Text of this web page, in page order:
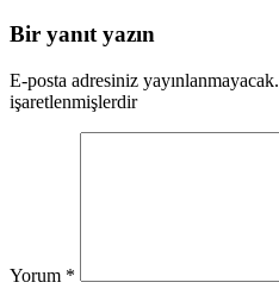
Bir yanıt yazın
E-posta adresiniz yayınlanmayacak.
işaretlenmişlerdir
Yorum *